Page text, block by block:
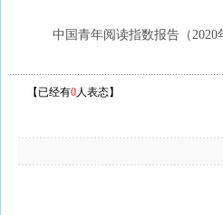
中国青年阅读指数报告（2020
【已经有0人表态】